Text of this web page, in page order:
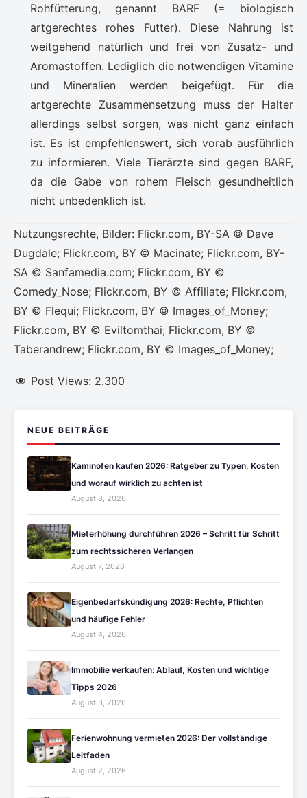
Rohfütterung, genannt BARF (= biologisch
artgerechtes rohes Futter). Diese Nahrung ist
weitgehend natürlich und frei von Zusatz- und
Aromastoffen. Lediglich die notwendigen Vitamine
und Mineralien werden beigefügt. Für die
artgerechte Zusammensetzung muss der Halter
allerdings selbst sorgen, was nicht ganz einfach
ist. Es ist empfehlenswert, sich vorab ausführlich
zu informieren. Viele Tierärzte sind gegen BARF,
da die Gabe von rohem Fleisch gesundheitlich
nicht unbedenklich ist.
Nutzungsrechte, Bilder: Flickr.com, BY-SA © Dave
Dugdale; Flickr.com, BY © Macinate; Flickr.com, BY-
SA © Sanfamedia.com; Flickr.com, BY ©
Comedy_Nose; Flickr.com, BY © Affiliate; Flickr.com,
BY © Flequi; Flickr.com, BY © Images_of_Money;
Flickr.com, BY © Eviltomthai; Flickr.com, BY ©
Taberandrew; Flickr.com, BY © Images_of_Money;
Post Views: 2.300
NEUE BEITRÄGE
Kaminofen kaufen 2026: Ratgeber zu Typen, Kosten
und worauf wirklich zu achten ist
August 8, 2026
Mieterhöhung durchführen 2026 – Schritt für Schritt
zum rechtssicheren Verlangen
August 7, 2026
Eigenbedarfskündigung 2026: Rechte, Pflichten
und häufige Fehler
August 4, 2026
Immobilie verkaufen: Ablauf, Kosten und wichtige
Tipps 2026
August 3, 2026
Ferienwohnung vermieten 2026: Der vollständige
Leitfaden
August 2, 2026